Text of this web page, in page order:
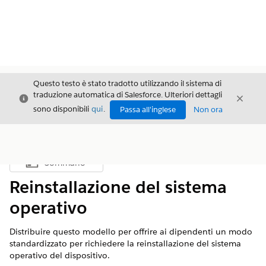
Chiudi
Questo testo è stato tradotto utilizzando il sistema di
traduzione automatica di Salesforce. Ulteriori dettagli
sono disponibili qui. Passa all'inglese Non ora
Chiudi
Mostra sommario
Sommario
Reinstallazione del sistema
operativo
Distribuire questo modello per offrire ai dipendenti un modo
standardizzato per richiedere la reinstallazione del sistema
operativo del dispositivo.